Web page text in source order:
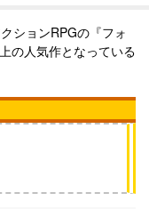
ションRPGの 『フォ
の人気作となっている